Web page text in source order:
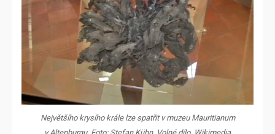
Největšího krysího krále lze spatřit v muzeu Mauritianum